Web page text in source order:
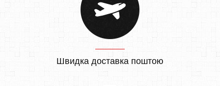
Швидка доставка поштою